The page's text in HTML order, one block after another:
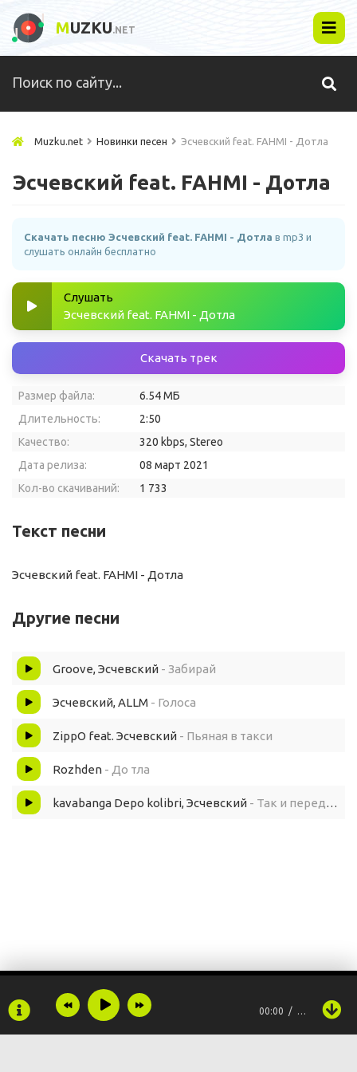
MUZKU.NET
Muzku.net Новинки песен Эсчевский feat. FAHMI - Дотла
Эсчевский feat. FAHMI - Дотла
Скачать песню Эсчевский feat. FAHMI - Дотла в mp3 и
слушать онлайн бесплатно
Слушать
Эсчевский feat. FAHMI - Дотла
Скачать трек
Размер файла:
6.54 МБ
Длительность:
2:50
Качество:
320 kbps, Stereo
Дата релиза:
08 март 2021
Кол-во скачиваний:
1 733
Текст песни
Эсчевский feat. FAHMI - Дотла
Другие песни
Groove, Эсчевский - Забирай
Эсчевский, ALLM - Голоса
ZippO feat. Эсчевский - Пьяная в такси
Rozhden - До тла
kavabanga Depo kolibri, Эсчевский - Так и передай ей
00:00